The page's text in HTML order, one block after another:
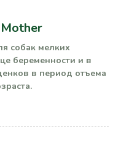
собак мелких
беременности и в
в период отъема